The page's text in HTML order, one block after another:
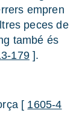
empren
peces de
també és
179].
[ 1605-4